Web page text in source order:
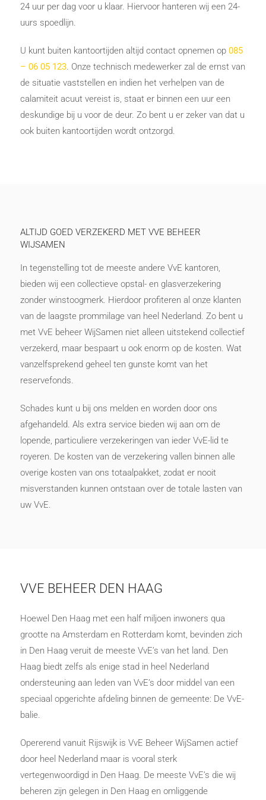
24 uur per dag voor u klaar. Hiervoor hanteren wij een 24-
uurs spoedlijn.
U kunt buiten kantoortijden altijd contact opnemen op 085
– 06 05 123. Onze technisch medewerker zal de ernst van
de situatie vaststellen en indien het verhelpen van de
calamiteit acuut vereist is, staat er binnen een uur een
deskundige bij u voor de deur. Zo bent u er zeker van dat u
ook buiten kantoortijden wordt ontzorgd.
ALTIJD GOED VERZEKERD MET VVE BEHEER
WIJSAMEN
In tegenstelling tot de meeste andere VvE kantoren,
bieden wij een collectieve opstal- en glasverzekering
zonder winstoogmerk. Hierdoor profiteren al onze klanten
van de laagste prommilage van heel Nederland. Zo bent u
met VvE beheer WijSamen niet alleen uitstekend collectief
verzekerd, maar bespaart u ook enorm op de kosten. Wat
vanzelfsprekend geheel ten gunste komt van het
reservefonds.
Schades kunt u bij ons melden en worden door ons
afgehandeld. Als extra service bieden wij aan om de
lopende, particuliere verzekeringen van ieder VvE-lid te
royeren. De kosten van de verzekering vallen binnen alle
overige kosten van ons totaalpakket, zodat er nooit
misverstanden kunnen ontstaan over de totale lasten van
uw VvE.
VVE BEHEER DEN HAAG
Hoewel Den Haag met een half miljoen inwoners qua
grootte na Amsterdam en Rotterdam komt, bevinden zich
in Den Haag veruit de meeste VvE’s van het land. Den
Haag biedt zelfs als enige stad in heel Nederland
ondersteuning aan leden van VvE’s door middel van een
speciaal opgerichte afdeling binnen de gemeente: De VvE-
balie.
Opererend vanuit Rijswijk is VvE Beheer WijSamen actief
door heel Nederland maar is vooral sterk
vertegenwoordigd in Den Haag. De meeste VvE’s die wij
beheren zijn gelegen in Den Haag en omliggende